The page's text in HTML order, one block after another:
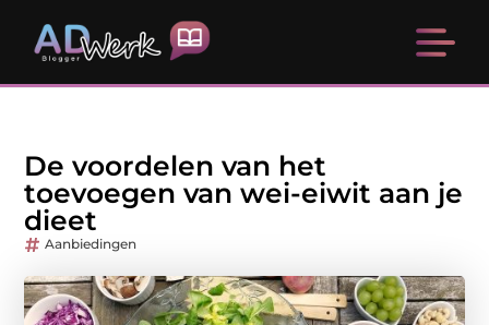
De voordelen van het
toevoegen van wei-eiwit aan je
dieet
Aanbiedingen